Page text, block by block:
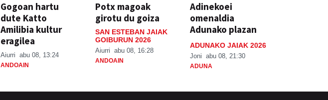
Gogoan hartu
dute Katto
Amilibia kultur
eragilea
Aiurri abu 08, 13:24
ANDOAIN
Potx magoak
girotu du goiza
SAN ESTEBAN JAIAK
GOIBURUN 2026
Aiurri abu 08, 16:28
ANDOAIN
Adinekoei
omenaldia
Adunako plazan
ADUNAKO JAIAK 2026
Joni abu 08, 21:30
ADUNA